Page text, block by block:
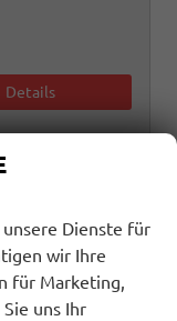
Details
Dienste für
wir Ihre
für Marketing,
uns Ihr